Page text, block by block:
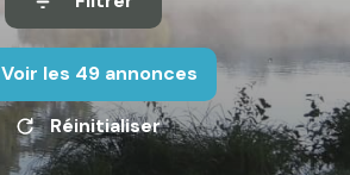
Voir les 49annonces
Réinitialiser